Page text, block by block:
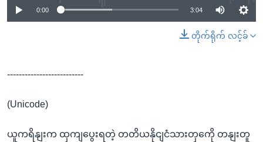
0:00 3:04
တိုက်ရိုက် လင့်ခ်
--------------------------
(Unicode)
ယူကရိနျးက ထှကျပွေးရတဲ့ တတိယနိုငျငံသားတှကေို တနျးတူ